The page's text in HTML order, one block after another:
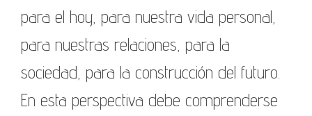
para el hoy, para nuestra vida personal,
para nuestras relaciones, para la
sociedad, para la construcción del futuro.
En esta perspectiva debe comprenderse